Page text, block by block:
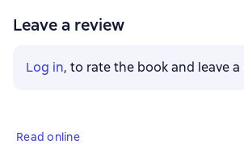
Leave a review
Log in, to rate the book and leave a
Read online